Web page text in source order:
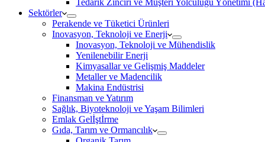
Tedarik Zinciri ve Müşteri Yolculuğu Yönetimi
Sektörler
Perakende ve Tüketici Ürünleri
Inovasyon, Teknoloji ve Enerji
Inovasyon, Teknoloji ve Mühendislik
Yenilenebilir Enerji
Kimyasallar ve Gelişmiş Maddeler
Metaller ve Madencilik
Makina Endüstrisi
Finansman ve Yatırım
Sağlık, Biyoteknoloji ve Yaşam Bilimleri
Emlak Gelİştİrme
Gıda, Tarım ve Ormancılık